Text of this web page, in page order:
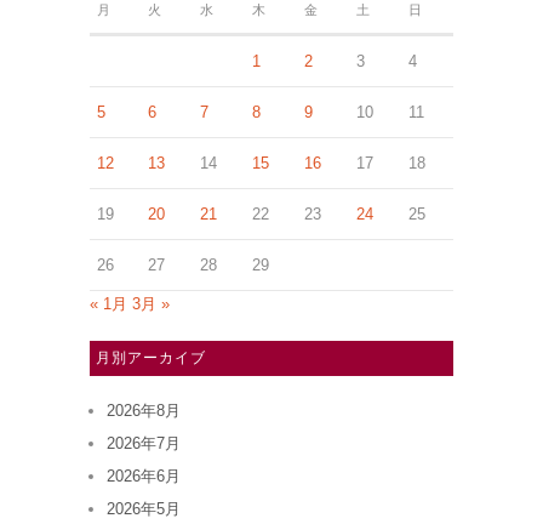
月 火 水 木 金 土 日
1 2 3 4
5 6 7 8 9 10 11
12 13 14 15 16 17 18
19 20 21 22 23 24 25
26 27 28 29
« 1月 3月 »
月別アーカイブ
2026年8月
2026年7月
2026年6月
2026年5月